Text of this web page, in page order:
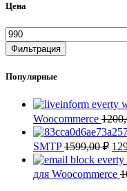
Цена
Минимальная
цена
Фильтрация
Популярные
Woocommerce
SMTP1599,00₽
для Woocommerce